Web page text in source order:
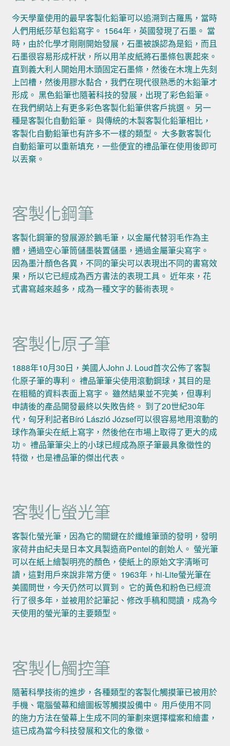
今天學童使用的最早客製化鉛筆可以追溯到古羅馬，當時
人們用紙莎草包鉛寫字。 1564年，英國發現了石墨。 當
時，由於化學才剛剛開始發展，石墨被誤認為是鉛，而且
石墨很容易形成杆狀，所以用羊皮紙將石墨條包裹起來。
直到義大利人開始用木頭固定石墨條，然後在木塊上先刻
上凹槽，然後用膠水黏合，我們在現代很熟悉的木鉛筆才
形成。 黑色鉛筆也隨著科技的發展，出現了彩色鉛筆。
在我們網站上有更多彩色客製化鉛筆供客戶挑選。 另一
種是客製化自動鉛筆。 與傳統的木製客製化鉛筆相比，
客製化自動鉛筆也有許多不一樣的類型。 大多數客製化
自動鉛筆可以重新填充，一些便宜的禮品筆在使用後即可
以丟棄。
客製化鋼筆
客製化鋼筆的發展源於鵝毛筆，以金屬代替羽毛作為主
體，通過空心筆筒儲墨裝置儲墨，通過金屬筆尖寫字。
因為墨汁顏色各異，不同的筆尖可以表現出不同的書寫效
果，所以它已經成為西方書法的表現工具。 近年來，花
式書寫越來越多，成為一種文字的藝術表現。
客製化原子筆
1888年10月30日，美國人John J. Loud首次公佈了客製
化原子筆的專利。 禮品筆筆尖使用滾動鋼球，其目的是
在粗糙的資料表面上寫字。 雖然結果並不完美，但專利
申請後的產品開發最終以失敗告終。 到了20世紀30年
代，匈牙利記者Bíró László József可以很容易地用滾動的
球作為筆尖在紙上寫字，然後他在市場上取得了更大的成
功。 禮品筆筆尖上的小球已經成為原子筆最具象徵性的
特徵，也是禮品筆的傑出代表。
客製化螢光筆
客製化螢光筆，因為它的關鍵在於纖維筆頭的發明，發明
家荷井由紀夫是日本文具製造商Pentel的創始人。 螢光筆
可以在紙上繪製明亮的顏色，使紙上的原始文字清晰可
讀，這對用戶來說非常方便。 1963年，hi-Lite螢光筆在
美國問世，今天仍然可以買到。 它的黃色和粉色已經流
行了很多年，並被用於記筆記、修改手稿和閱讀，成為今
天使用的螢光筆的主要類型。
客製化觸控筆
隨著科學技術的進步，各種類型的客製化觸摸筆已被用於
手機、電腦螢幕和繪圖板等觸摸設備中。 用戶使用不同
的施力方法在螢幕上生成不同的筆劃來選擇檔案和繪畫，
這已成為當今科技發展和文化的象徵。